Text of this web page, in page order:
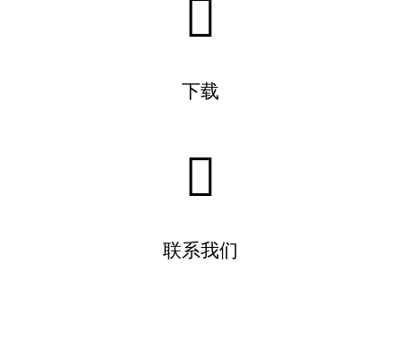
下载
联系我们